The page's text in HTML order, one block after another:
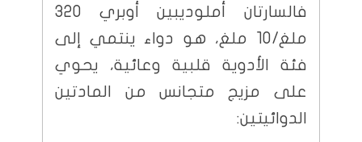
فالسارتان أملوديبين أوبري 320
ملغ/10 ملغ، هو دواء ينتمي إلى
فئة الأدوية قلبية وعائية، يحوي
على مزيج متجانس من المادتين
الدوائيتين: